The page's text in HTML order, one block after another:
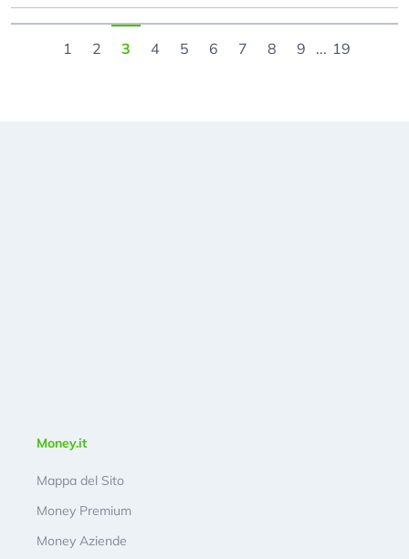
1 2 3 4 5 6 7 8 9 ... 19
Money.it
Mappa del Sito
Money Premium
Money Aziende